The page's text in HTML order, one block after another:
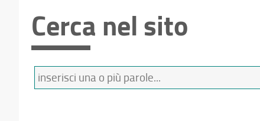
Cerca nel sito
Termini
da